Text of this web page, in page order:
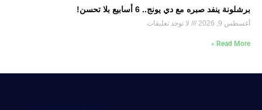
برشلونة ينفد صبره مع دي يونج.. 6 أسابيع بلا تحسن!
أغسطس 9, 2026 لا توجد تعليقات
Read More »